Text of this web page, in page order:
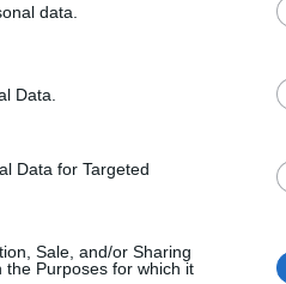
data.
Data.
Data for Targeted
Sale, and/or Sharing
Purposes for which it
2026, στις 21:15μ.μ. στην